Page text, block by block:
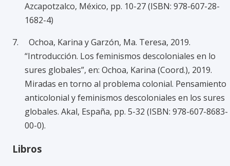
Azcapotzalco, México, pp. 10-27 (ISBN: 978-607-28-
1682-4)
7. Ochoa, Karina y Garzón, Ma. Teresa, 2019.
“Introducción. Los feminismos descoloniales en lo
sures globales”, en: Ochoa, Karina (Coord.), 2019.
Miradas en torno al problema colonial. Pensamiento
anticolonial y feminismos descoloniales en los sures
globales. Akal, España, pp. 5-32 (ISBN: 978-607-8683-
00-0).
Libros